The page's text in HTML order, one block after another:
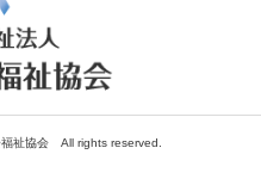
祉協会 All rights reserved.